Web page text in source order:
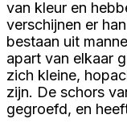
van kleur en
verschijnen er
bestaan uit
apart van elkaar
zich kleine,
zijn. De schors
gegroefd, en